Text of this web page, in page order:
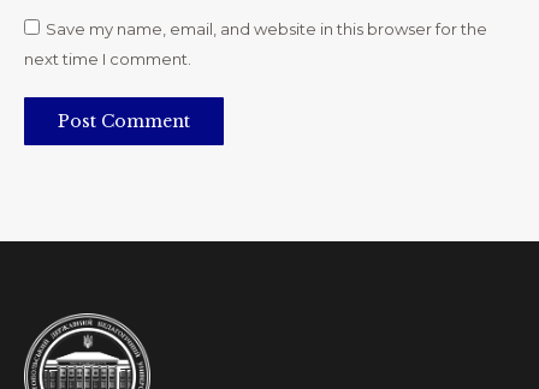
Save my name, email, and website in this browser for the
next time I comment.
Post Comment